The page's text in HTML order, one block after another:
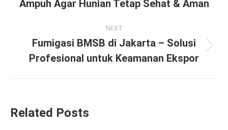
post:
Ampuh Agar Hunian Tetap Sehat & Aman
NEXT
post:
Fumigasi BMSB di Jakarta – Solusi
Profesional untuk Keamanan Ekspor
Related Posts